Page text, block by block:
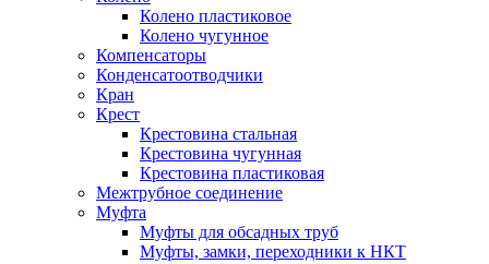
Колено пластиковое
Колено чугунное
Компенсаторы
Конденсатоотводчики
Кран
Крест
Крестовина стальная
Крестовина чугунная
Крестовина пластиковая
Межтрубное соединение
Муфта
Муфты для обсадных труб
Муфты, замки, переходники к НКТ